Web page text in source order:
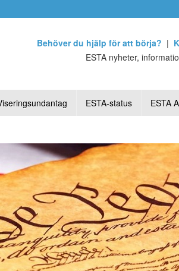
Behöver du hjälp för att börja? |
ESTA nyheter,
ESTA-status ESTA